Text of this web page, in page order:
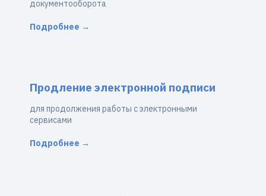
документооборота
Подробнее →
Продление электронной подписи
для продолжения работы с электронными
сервисами
Подробнее →